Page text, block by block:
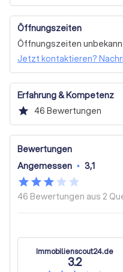
Öffnungszeiten
Öffnungszeiten
Jetzt kontaktieren?
Erfahrung & Kompetenz
star 46 Bewertungen
Bewertungen
Angemessen • 3,1
46 Bewertungen aus 2
Immobilienscout24.de
3.2